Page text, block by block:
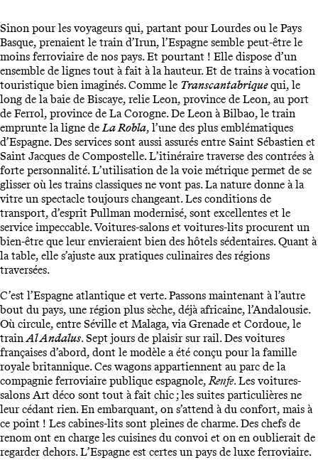
Sinon pour les voyageurs qui, partant pour Lourdes ou le Pays
Basque, prenaient le train d’Irun, l’Espagne semble peut-être le
moins ferroviaire de nos pays. Et pourtant ! Elle dispose d’un
ensemble de lignes tout à fait à la hauteur. Et de trains à vocation
touristique bien imaginés. Comme le Transcantabriquequi, le
long de la baie de Biscaye, relie Leon, province de Leon, au port
de Ferrol, province de La Corogne. De Leon à Bilbao, le train
emprunte la ligne deLa Robla, l’une des plus emblématiques
d’Espagne. Des services sont aussi assurés entre Saint Sébastien et
Saint Jacques de Compostelle. L’itinéraire traverse des contrées à
forte personnalité. L’utilisation de la voie métrique permet de se
glisser où les trains classiques ne vont pas. La nature donne à la
vitre un spectacle toujours changeant. Les conditions de
transport, d’esprit Pullman modernisé, sont excellentes et le
service impeccable. Voitures-salons et voitures-lits procurent un
bien-être que leur envieraient bien des hôtels sédentaires. Quant à
la table, elle s’ajuste aux pratiques culinaires des régions
traversées.
C’est l’Espagne atlantique et verte. Passons maintenant à l’autre
bout du pays, une région plus sèche, déjà africaine, l’Andalousie.
Où circule, entre Séville et Malaga, via Grenade et Cordoue, le
trainAl Andalus. Sept jours de plaisir sur rail. Des voitures
françaises d’abord, dont le modèle a été conçu pour la famille
royale britannique. Ces wagons appartiennent au parc de la
compagnie ferroviaire publique espagnole,Renfe. Les voitures-
salons Art déco sont tout à fait chic ; les suites particulières ne
leur cédant rien. En embarquant, on s’attend à du confort, mais à
ce point ! Les cabines-lits sont pleines de charme. Des chefs de
renom ont en charge les cuisines du convoi et on en oublierait de
regarder dehors. L’Espagne est certes un pays de luxe ferroviaire.